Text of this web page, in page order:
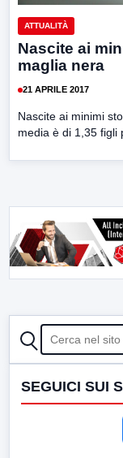
ATTUALITÀ
Nascite ai
maglia nera
21 APRILE 2017
Nascite ai minimi
media è di 1,35 figli
CERCA
SEGUICI SUI